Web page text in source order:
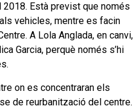
Està previst que només
vehicles, mentre es facin
A Lola Anglada, en canvi,
Garcia, perquè només s’hi
on es concentraran els
de reurbanització del centre.